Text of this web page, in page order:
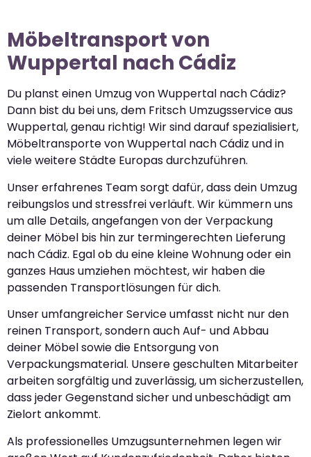
Möbeltransport von
Wuppertal nach Cádiz
Du planst einen Umzug von Wuppertal nach Cádiz?
Dann bist du bei uns, dem Fritsch Umzugsservice aus
Wuppertal, genau richtig! Wir sind darauf spezialisiert,
Möbeltransporte von Wuppertal nach Cádiz und in
viele weitere Städte Europas durchzuführen.
Unser erfahrenes Team sorgt dafür, dass dein Umzug
reibungslos und stressfrei verläuft. Wir kümmern uns
um alle Details, angefangen von der Verpackung
deiner Möbel bis hin zur termingerechten Lieferung
nach Cádiz. Egal ob du eine kleine Wohnung oder ein
ganzes Haus umziehen möchtest, wir haben die
passenden Transportlösungen für dich.
Unser umfangreicher Service umfasst nicht nur den
reinen Transport, sondern auch Auf- und Abbau
deiner Möbel sowie die Entsorgung von
Verpackungsmaterial. Unsere geschulten Mitarbeiter
arbeiten sorgfältig und zuverlässig, um sicherzustellen,
dass jeder Gegenstand sicher und unbeschädigt am
Zielort ankommt.
Als professionelles Umzugsunternehmen legen wir